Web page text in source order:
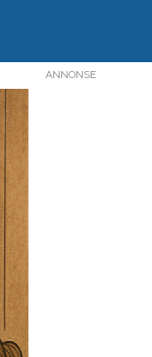
ANNONSE